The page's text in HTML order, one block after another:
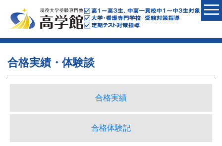
合格実績・体験談
合格実績
合格体験記